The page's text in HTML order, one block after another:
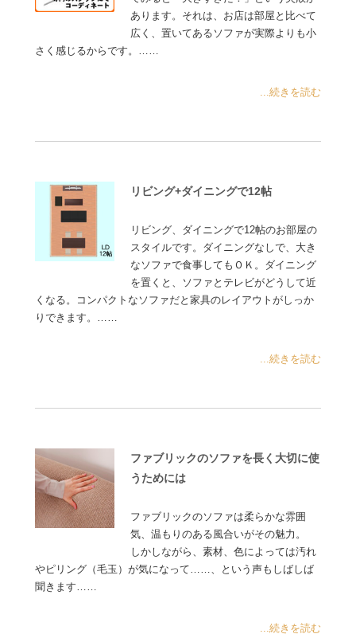
あります。それは、お店は部屋と比べて
広く、置いてあるソファが実際よりも小
さく感じるからです。……
...続きを読む
リビング+ダイニングで12帖
リビング、ダイニングで12帖のお部屋の
スタイルです。ダイニングなしで、大き
なソファで食事してもＯＫ。ダイニング
を置くと、ソファとテレビがどうして近
くなる。コンパクトなソファだと家具のレイアウトがしっか
りできます。……
...続きを読む
ファブリックのソファを長く大切に使
うためには
ファブリックのソファは柔らかな雰囲
気、温もりのある風合いがその魅力。
しかしながら、素材、色によっては汚れ
やピリング（毛玉）が気になって……、という声もしばしば
聞きます……
...続きを読む